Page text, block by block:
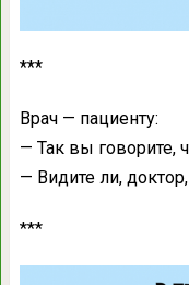
***
Врач — пациенту:
— Так вы говорите,
— Видите ли,
***